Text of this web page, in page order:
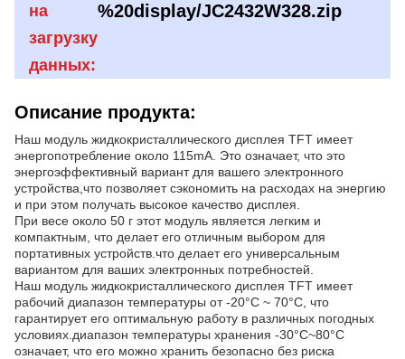
на
загрузку
данных:
%20display/JC2432W328.zip
Описание продукта:
Наш модуль жидкокристаллического дисплея TFT имеет
энергопотребление около 115mA. Это означает, что это
энергоэффективный вариант для вашего электронного
устройства,что позволяет сэкономить на расходах на энергию
и при этом получать высокое качество дисплея.
При весе около 50 г этот модуль является легким и
компактным, что делает его отличным выбором для
портативных устройств.что делает его универсальным
вариантом для ваших электронных потребностей.
Наш модуль жидкокристаллического дисплея TFT имеет
рабочий диапазон температуры от -20°C ~ 70°C, что
гарантирует его оптимальную работу в различных погодных
условиях.диапазон температуры хранения -30°C~80°C
означает, что его можно хранить безопасно без риска